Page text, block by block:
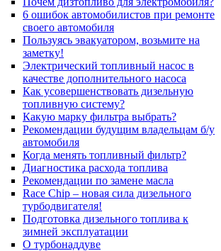
6 ошибок автомобилистов при ремонте
своего автомобиля
Пользуясь эвакуатором, возьмите на
заметку!
Электрический топливный насос в
качестве дополнительного насоса
Как усовершенствовать дизельную
топливную систему?
Какую марку фильтра выбрать?
Рекомендации будущим владельцам б/у
автомобиля
Когда менять топливный фильтр?
Диагностика расхода топлива
Рекомендации по замене масла
Race Chip – новая сила дизельного
турбодвигателя!
Подготовка дизельного топлива к
зимней эксплуатации
О турбонаддуве